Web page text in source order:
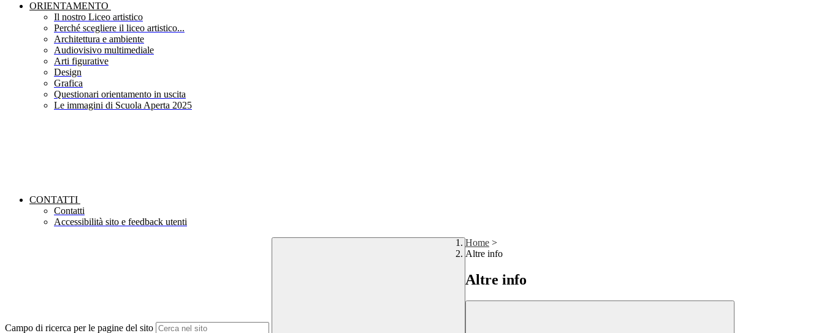
ORIENTAMENTO
Il nostro Liceo artistico
Perché scegliere il liceo artistico...
Architettura e ambiente
Audiovisivo multimediale
Arti figurative
Design
Grafica
Questionari orientamento in uscita
Le immagini di Scuola Aperta 2025
CONTATTI
Contatti
Accessibilità sito e feedback utenti
Campo di ricerca per le pagine del sito
Home >
Altre info
Altre info